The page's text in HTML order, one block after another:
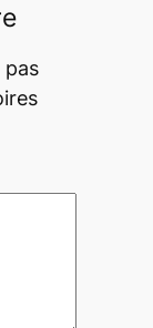
pas